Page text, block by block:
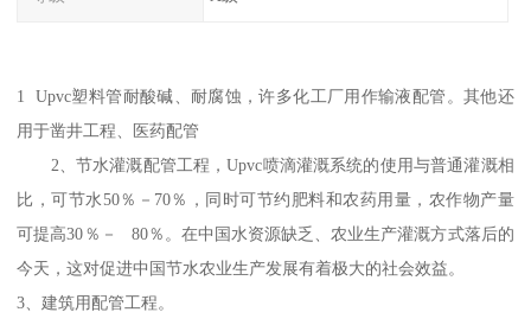
1 Upvc塑料管耐酸碱、耐腐蚀，许多化工厂用作输液配管。其他还
用于凿井工程、医药配管
2、节水灌溉配管工程，Upvc喷滴灌溉系统的使用与普通灌溉相
比，可节水50％－70％，同时可节约肥料和农药用量，农作物产量
可提高30％－ 80％。在中国水资源缺乏、农业生产灌溉方式落后的
今天，这对促进中国节水农业生产发展有着极大的社会效益。
3、建筑用配管工程。